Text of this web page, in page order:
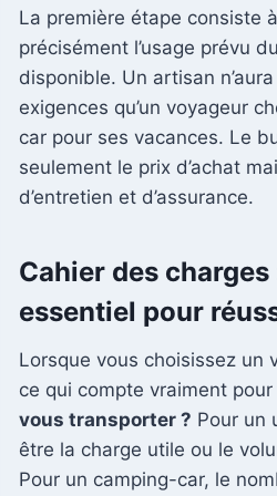
La première étape consiste
précisément l’usage prévu
disponible. Un artisan
exigences qu’un voyageur
car pour ses vacances. Le
seulement le prix d’achat
d’entretien et d’assurance.
Cahier des charges
essentiel pour
Lorsque vous choisissez un
ce qui compte vraiment pour
vous transporter ? Pour un
être la charge utile ou le
Pour un camping-car, le